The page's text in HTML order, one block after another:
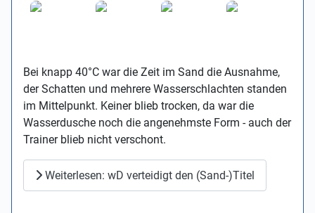
Bei knapp 40°C war die Zeit im Sand die Ausnahme,
der Schatten und mehrere Wasserschlachten standen
im Mittelpunkt. Keiner blieb trocken, da war die
Wasserdusche noch die angenehmste Form - auch der
Trainer blieb nicht verschont.
Weiterlesen: wD verteidigt den (Sand-)Titel